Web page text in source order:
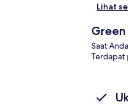
Lihat
Saat
Terdapat